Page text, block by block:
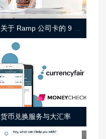
货币兑换服务与大汇率